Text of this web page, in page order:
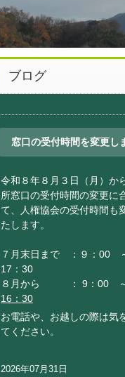
ブログ
窓口の受付時間を変更し
令和８年８月３日（月）か
所窓口の受付時間の変更に
て、人権協会の受付時間も
たします。
７月末日まで ：９：00
17：30
８月から ： 9：00
16：30
お電話や、お越しの際は気
てください。
2026年07月31日